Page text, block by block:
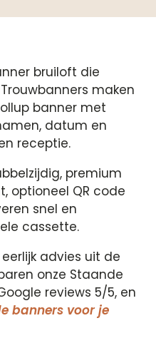
bruiloft die
maken
banner met
datum en
receptie.
premium
optioneel QR code
snel en
cassette.
advies uit de
onze Staande
reviews 5/5, en
banners voor je